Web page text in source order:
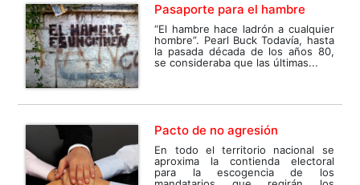
Pasaporte para el hambre
“El hambre hace ladrón a cualquier
hombre”. Pearl Buck Todavía, hasta
la pasada década de los años 80,
se consideraba que las últimas...
Pacto de no agresión
En todo el territorio nacional se
aproxima la contienda electoral
para la escogencia de los